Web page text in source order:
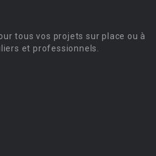
tous vos projets sur place ou à
et professionnels.